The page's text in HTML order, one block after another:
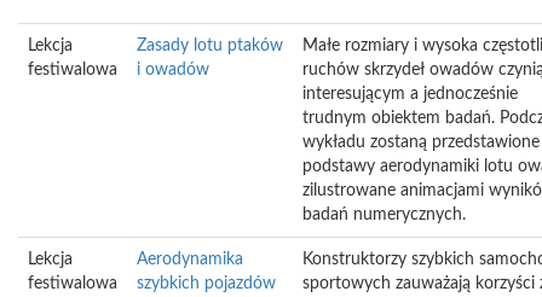
Lekcja
festiwalowa
Zasady lotu ptaków
i owadów
Małe rozmiary i wysoka
ruchów skrzydeł owadów
interesującym a jednocześnie
trudnym obiektem badań.
wykładu zostaną przedstawione
podstawy aerodynamiki lotu
zilustrowane animacjami
badań numerycznych.
Lekcja
festiwalowa
Aerodynamika
szybkich pojazdów
Konstruktorzy szybkich
sportowych zauważają korzyści